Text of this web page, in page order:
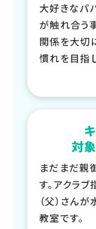
大好きなパ
が触れ合う
関係を大切
慣れを目指
対
まだまだ親
す。アクラ
（父）さん
教室です。